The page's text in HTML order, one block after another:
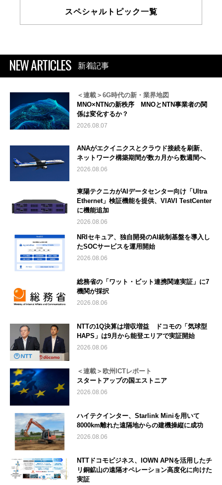
スペシャルトピック一覧
NEW ARTICLES 新着記事
＜連載＞6G時代の新・業界地図
MNO×NTNの新秩序 MNOとNTN事業者の関
係は変化するか？
2026.08.07
ANAがエクイニクスとクラウド接続を刷新、
ネットワーク構築期間が数カ月から数週間へ
2026.08.06
東陽テクニカがAIデータセンター向け「Ultra
Ethernet」検証機能を提供、VIAVI TestCenter
に機能追加
2026.08.06
NRIセキュア、独自開発のAI統制基盤を導入し
たSOCサービスを運用開始
2026.08.06
総務省の「ワット・ビット連携関連実証」に7
機関が採択
2026.08.06
NTTの1Q決算は増収増益 ドコモの「気球型
HAPS」は9月から能登エリアで実証開始
2026.08.06
＜連載＞欧州ICTレポート
スタートアップの国エストニア
2026.08.06
ハイテクインター、Starlink Miniを用いて
8000km離れた遠隔地からの建機操縦に成功
2026.08.06
NTTドコモビジネス、IOWN APNを活用したチ
リ銅鉱山の遠隔オペレーション高度化に向けた
実証